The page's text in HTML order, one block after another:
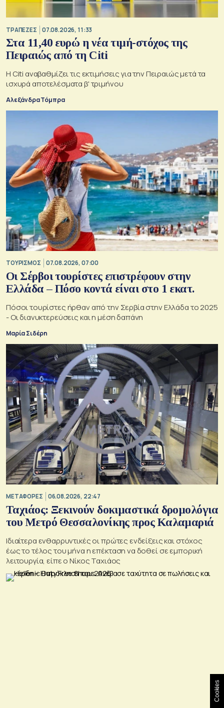
ΤΡΑΠΕΖΕΣ 07.08.2026, 11:33
Στα 11,40 ευρώ η νέα τιμή-στόχος της
Πειραιώς από τη Citi
Η Citi αναβαθμίζει τις εκτιμήσεις για την Πειραιώς μετά τα
ισχυρά αποτελέσματα β' τριμήνου
Αλεξάνδρα Τόμπρα
ΤΟΥΡΙΣΜΟΣ 07.08.2026, 07:00
Οι Σέρβοι τουρίστες επιστρέφουν στην
Ελλάδα – Πόσο κοντά είναι στο 1 εκατ.
Πόσοι τουρίστες ήρθαν από την Σερβία στην Ελλάδα το 2025
- Οι διανυκτερεύσεις και η μέση δαπάνη
Μαρία Σιδέρη
ΜΕΤΑΦΟΡΕΣ 06.08.2026, 22:47
Ταχιάος: Ξεκινούν δοκιμαστικά δρομολόγια
του Μετρό Θεσσαλονίκης προς Καλαμαριά
Ιδιαίτερα ενθαρρυντικές οι πρώτες ενδείξεις και στόχος
έως το τέλος του μήνα η επέκταση να δοθεί σε εμπορική
λειτουργία, είπε ο Νίκος Ταχιάος
Cookies